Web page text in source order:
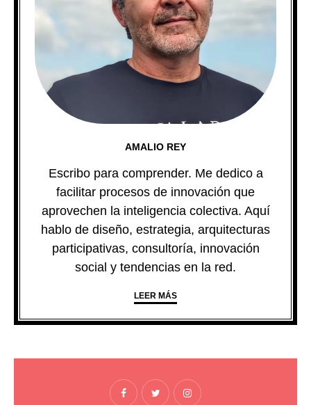
AMALIO REY
Escribo para comprender. Me dedico a
facilitar procesos de innovación que
aprovechen la inteligencia colectiva. Aquí
hablo de diseño, estrategia, arquitecturas
participativas, consultoría, innovación
social y tendencias en la red.
LEER MÁS